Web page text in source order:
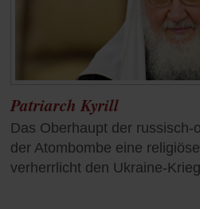
Patriarch Kyrill
Das Oberhaupt der
der Atombombe eine
verherrlicht den Ukraine-